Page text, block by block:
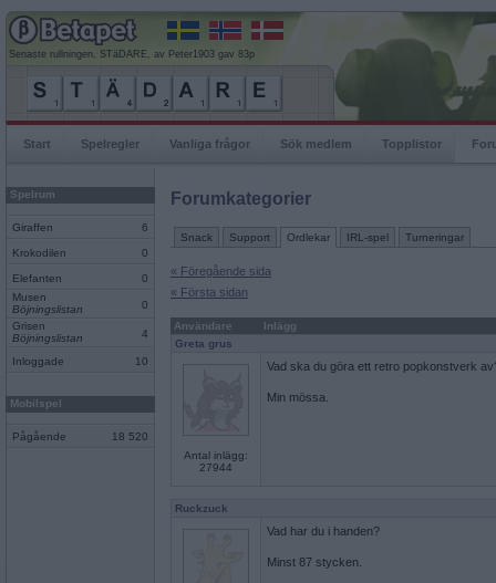
Senaste rullningen, STäDARE, av Peter1903 gav 83p
Start Spelregler Vanliga frågor Sök medlem Topplistor
Spelrum
Giraffen 6
Krokodilen 0
Elefanten
0
Musen
Böjningslistan
0
Grisen
Böjningslistan
4
Inloggade 10
Mobilspel
Pågående 18 520
Forumkategorier
Snack Support Ordlekar IRL-spel Turneringar
« Föregående sida
« Första sidan
Användare
Inlägg
Greta grus
Antal inlägg:
27944
Vad ska du göra ett retro popkonstverk
Min mössa.
Ruckzuck
Vad har du i handen?
Minst 87 stycken.